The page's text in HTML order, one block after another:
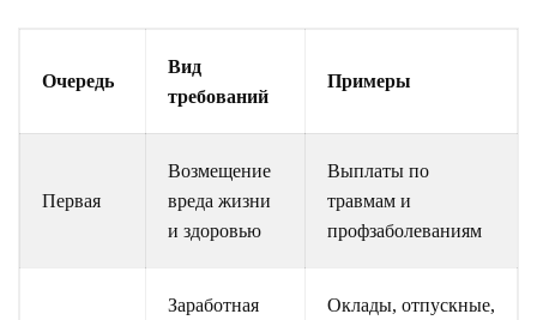
Очередь
Вид
требований
Примеры
Первая
Возмещение
вреда жизни
и здоровью
Выплаты по
травмам и
профзаболеваниям
Заработная
Оклады, отпускные,